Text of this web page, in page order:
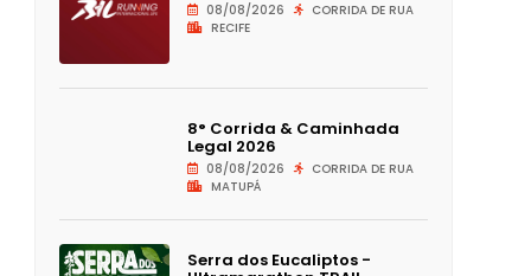
08/08/2026
CORRIDA DE RUA
RECIFE
8° Corrida & Caminhada
Legal 2026
08/08/2026
CORRIDA DE RUA
MATUPÁ
Serra dos Eucaliptos -